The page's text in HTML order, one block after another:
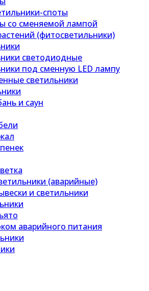
споты
со сменяемой лампой
(фитосветильники)
светодиодные
под сменную LED лампу
светильники
и саун
(аварийные)
и светильники
аварийного питания